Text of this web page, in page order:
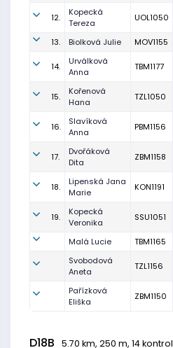
12.
Kopecká
Tereza
UOL1050
13. Biolková Julie MOV1155
14.
Urválková
Anna
TBM1177
15.
Kořenová
Hana
TZL1050
16.
Slavíková
Anna
PBM1156
17.
Dvořáková
Dita
ZBM1158
18.
Lipenská Jana
Marie
KON1191
19.
Kopecká
Veronika
SSU1051
Malá Lucie TBM1165
Svobodová
Aneta
TZL1156
Pařízková
Eliška
ZBM1150
D18B 5.70 km, 250 m, 14 kontrol